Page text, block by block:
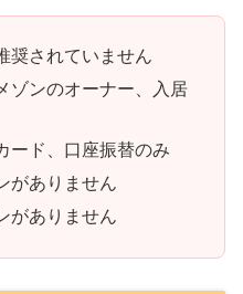
奨されていません
ゾンのオーナー、入居
ード、口座振替のみ
がありません
がありません